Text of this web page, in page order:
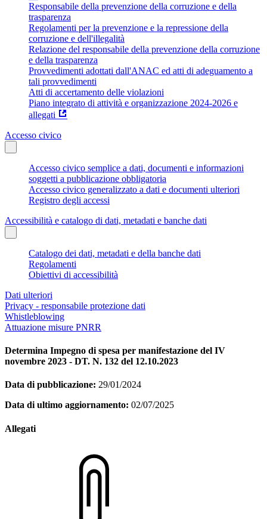
Responsabile della prevenzione della corruzione e della
trasparenza
Regolamenti per la prevenzione e la repressione della
corruzione e dell'illegalità
Relazione del responsabile della prevenzione della corruzione
e della trasparenza
Provvedimenti adottati dall'ANAC ed atti di adeguamento a
tali provvedimenti
Atti di accertamento delle violazioni
Piano integrato di attività e organizzazione 2024-2026 e
allegati
Accesso civico
Accesso civico semplice a dati, documenti e informazioni
soggetti a pubblicazione obbligatoria
Accesso civico generalizzato a dati e documenti ulteriori
Registro degli accessi
Accessibilità e catalogo di dati, metadati e banche dati
Catalogo dei dati, metadati e della banche dati
Regolamenti
Obiettivi di accessibilità
Dati ulteriori
Privacy - responsabile protezione dati
Whistleblowing
Attuazione misure PNRR
Determina Impegno di spesa per manifestazione del IV
novembre 2023 - DT. N. 132 del 12.10.2023
Data di pubblicazione: 29/01/2024
Data di ultimo aggiornamento: 02/07/2025
Allegati